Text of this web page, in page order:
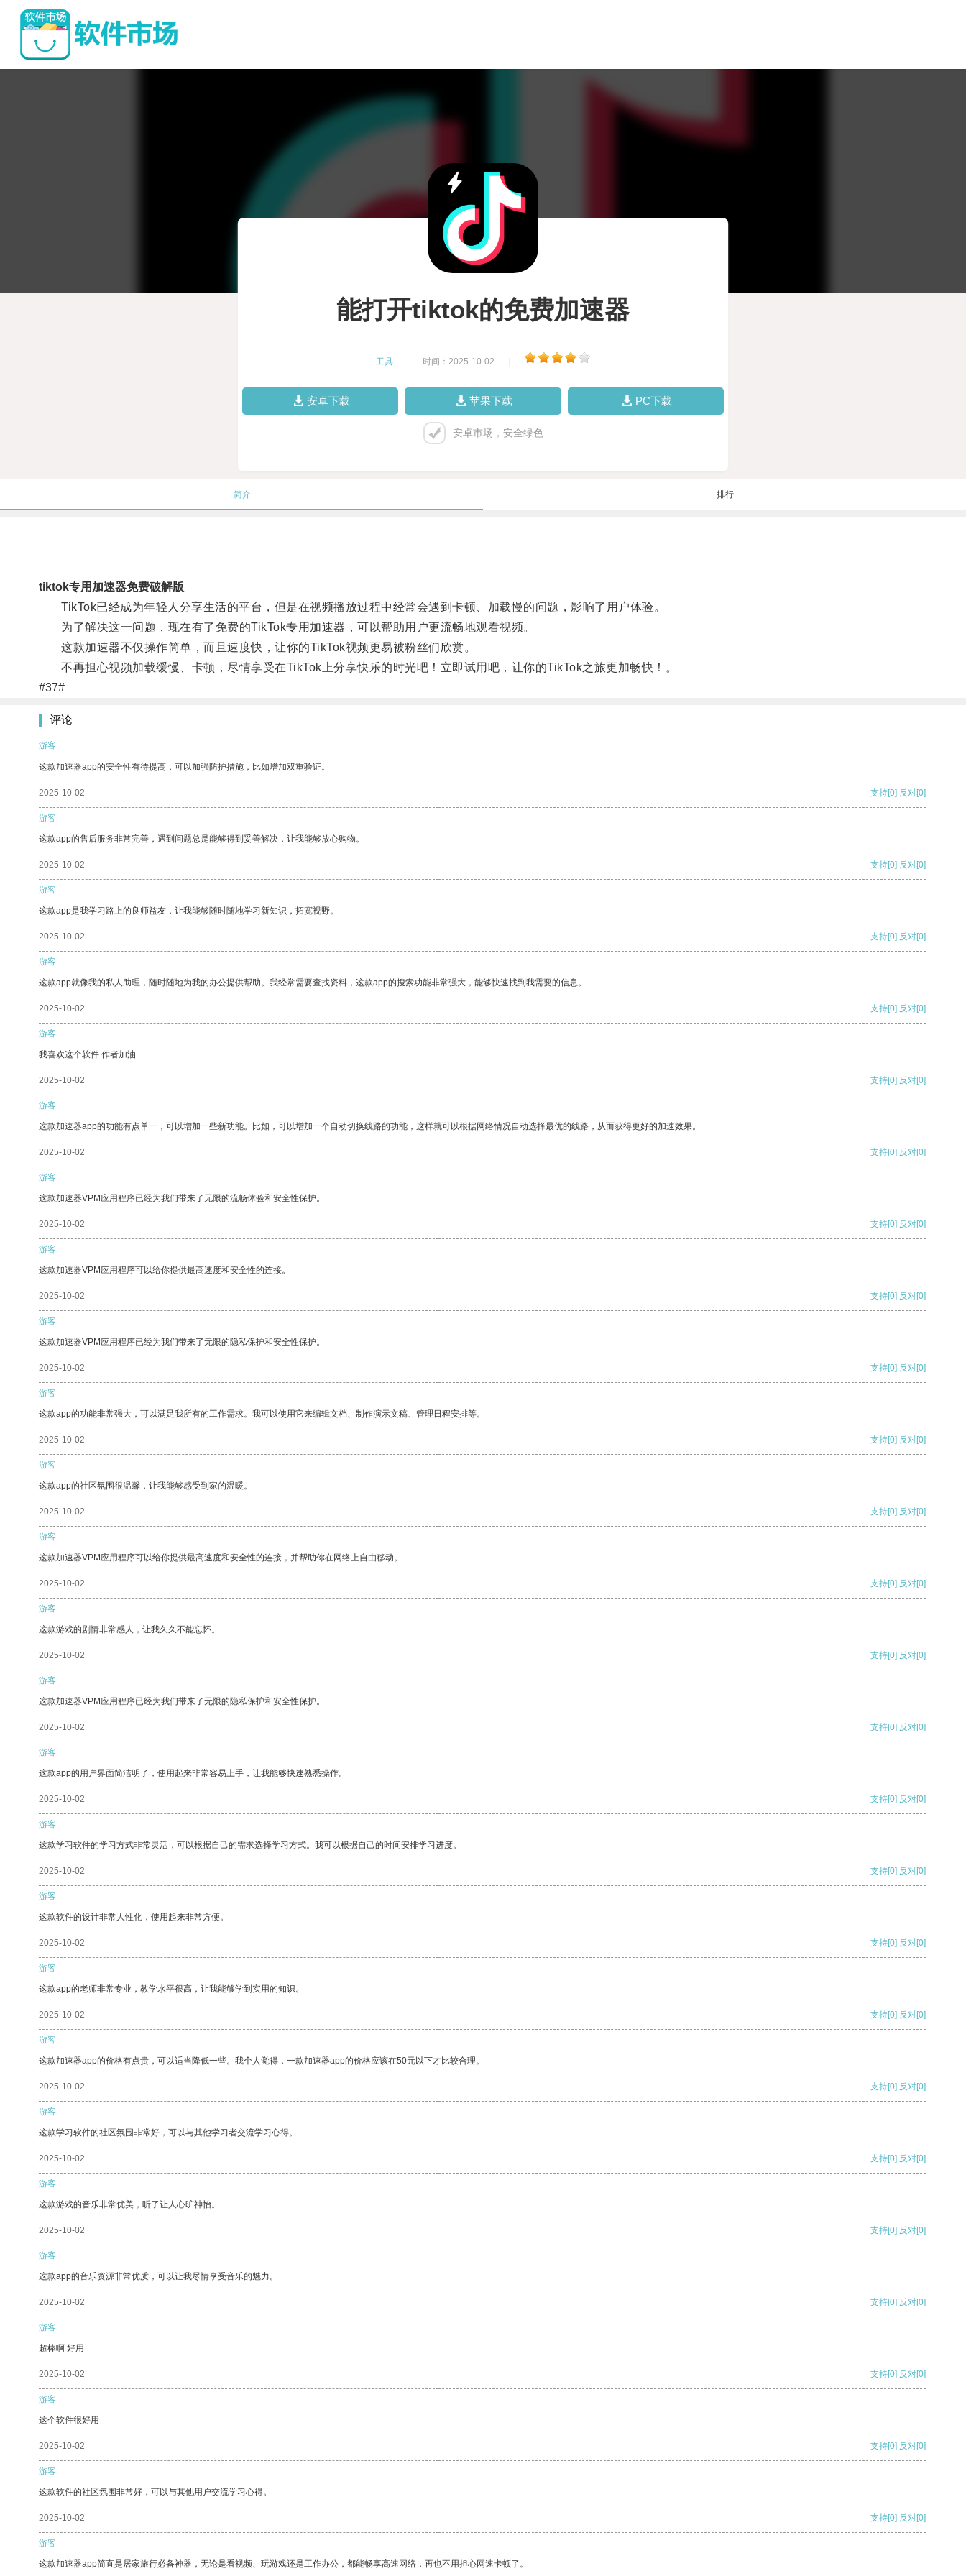
能打开tiktok的免费加速器
工具 时间：2025-10-02
安卓下载 苹果下载 PC下载
安卓市场，安全绿色
简介 排行
tiktok专用加速器免费破解版
TikTok已经成为年轻人分享生活的平台，但是在视频播放过程中经常会遇到卡顿、加载慢的问题，影响了用户体验。
为了解决这一问题，现在有了免费的TikTok专用加速器，可以帮助用户更流畅地观看视频。
这款加速器不仅操作简单，而且速度快，让你的TikTok视频更易被粉丝们欣赏。
不再担心视频加载缓慢、卡顿，尽情享受在TikTok上分享快乐的时光吧！立即试用吧，让你的TikTok之旅更加畅快！。
#37#
评论
游客
这款加速器app的安全性有待提高，可以加强防护措施，比如增加双重验证。
2025-10-02 支持[0] 反对[0]
游客
这款app的售后服务非常完善，遇到问题总是能够得到妥善解决，让我能够放心购物。
2025-10-02 支持[0] 反对[0]
游客
这款app是我学习路上的良师益友，让我能够随时随地学习新知识，拓宽视野。
2025-10-02 支持[0] 反对[0]
游客
这款app就像我的私人助理，随时随地为我的办公提供帮助。我经常需要查找资料，这款app的搜索功能非常强大，能够快速找到我需要的信息。
2025-10-02 支持[0] 反对[0]
游客
我喜欢这个软件 作者加油
2025-10-02 支持[0] 反对[0]
游客
这款加速器app的功能有点单一，可以增加一些新功能。比如，可以增加一个自动切换线路的功能，这样就可以根据网络情况自动选择最优的线路，从而获得更好的加速效果。
2025-10-02 支持[0] 反对[0]
游客
这款加速器VPM应用程序已经为我们带来了无限的流畅体验和安全性保护。
2025-10-02 支持[0] 反对[0]
游客
这款加速器VPM应用程序可以给你提供最高速度和安全性的连接。
2025-10-02 支持[0] 反对[0]
游客
这款加速器VPM应用程序已经为我们带来了无限的隐私保护和安全性保护。
2025-10-02 支持[0] 反对[0]
游客
这款app的功能非常强大，可以满足我所有的工作需求。我可以使用它来编辑文档、制作演示文稿、管理日程安排等。
2025-10-02 支持[0] 反对[0]
游客
这款app的社区氛围很温馨，让我能够感受到家的温暖。
2025-10-02 支持[0] 反对[0]
游客
这款加速器VPM应用程序可以给你提供最高速度和安全性的连接，并帮助你在网络上自由移动。
2025-10-02 支持[0] 反对[0]
游客
这款游戏的剧情非常感人，让我久久不能忘怀。
2025-10-02 支持[0] 反对[0]
游客
这款加速器VPM应用程序已经为我们带来了无限的隐私保护和安全性保护。
2025-10-02 支持[0] 反对[0]
游客
这款app的用户界面简洁明了，使用起来非常容易上手，让我能够快速熟悉操作。
2025-10-02 支持[0] 反对[0]
游客
这款学习软件的学习方式非常灵活，可以根据自己的需求选择学习方式。我可以根据自己的时间安排学习进度。
2025-10-02 支持[0] 反对[0]
游客
这款软件的设计非常人性化，使用起来非常方便。
2025-10-02 支持[0] 反对[0]
游客
这款app的老师非常专业，教学水平很高，让我能够学到实用的知识。
2025-10-02 支持[0] 反对[0]
游客
这款加速器app的价格有点贵，可以适当降低一些。我个人觉得，一款加速器app的价格应该在50元以下才比较合理。
2025-10-02 支持[0] 反对[0]
游客
这款学习软件的社区氛围非常好，可以与其他学习者交流学习心得。
2025-10-02 支持[0] 反对[0]
游客
这款游戏的音乐非常优美，听了让人心旷神怡。
2025-10-02 支持[0] 反对[0]
游客
这款app的音乐资源非常优质，可以让我尽情享受音乐的魅力。
2025-10-02 支持[0] 反对[0]
游客
超棒啊 好用
2025-10-02 支持[0] 反对[0]
游客
这个软件很好用
2025-10-02 支持[0] 反对[0]
游客
这款软件的社区氛围非常好，可以与其他用户交流学习心得。
2025-10-02 支持[0] 反对[0]
游客
这款加速器app简直是居家旅行必备神器，无论是看视频、玩游戏还是工作办公，都能畅享高速网络，再也不用担心网速卡顿了。